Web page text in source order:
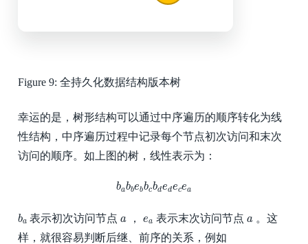
Figure 9: 全持久化数据结构版本树
幸运的是，树形结构可以通过中序遍历的顺序转化为线
性结构，中序遍历过程中记录每个节点初次访问和末次
访问的顺序。如上图的树，线性表示为：
babbebbcbdedecea
b b be bb c d d ec
ba
b 表示初次访问节点a
a ，ea
e 表示末次访问节点a
a 。这
样，就很容易判断后继、前序的关系，例如